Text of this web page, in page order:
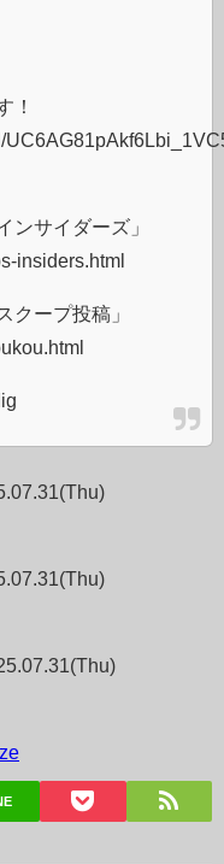
！
ンサイダーズ」
insiders.html
クープ投稿」